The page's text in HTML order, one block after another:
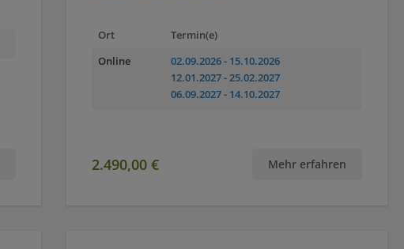
Ort
Termin(e)
Online
02.09.2026- 15.10.2026
12.01.2027- 25.02.2027
06.09.2027- 14.10.2027
2.490,00 € Mehr erfahren